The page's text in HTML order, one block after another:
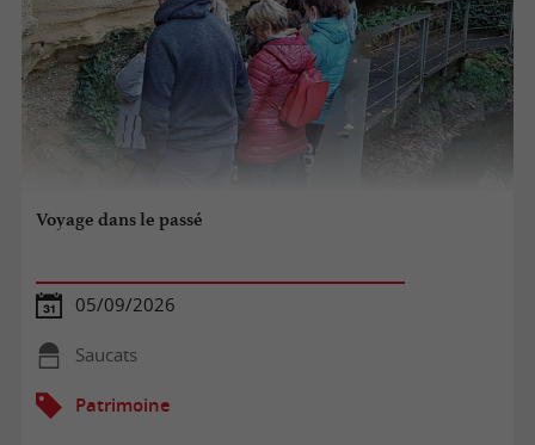
Voyage dans le passé
05/09/2026
Saucats
Patrimoine